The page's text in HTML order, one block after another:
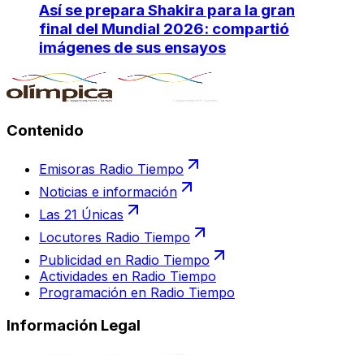
Así se prepara Shakira para la gran
final del Mundial 2026: compartió
imágenes de sus ensayos
Contenido
Emisoras Radio Tiempo
Noticias e información
Las 21 Únicas
Locutores Radio Tiempo
Publicidad en Radio Tiempo
Actividades en Radio Tiempo
Programación en Radio Tiempo
Información Legal